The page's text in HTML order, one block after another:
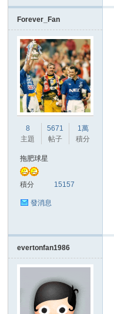
Forever_Fan
8
主題
5671
帖子
1萬
積分
拖肥球星
積分 15157
發消息
evertonfan1986